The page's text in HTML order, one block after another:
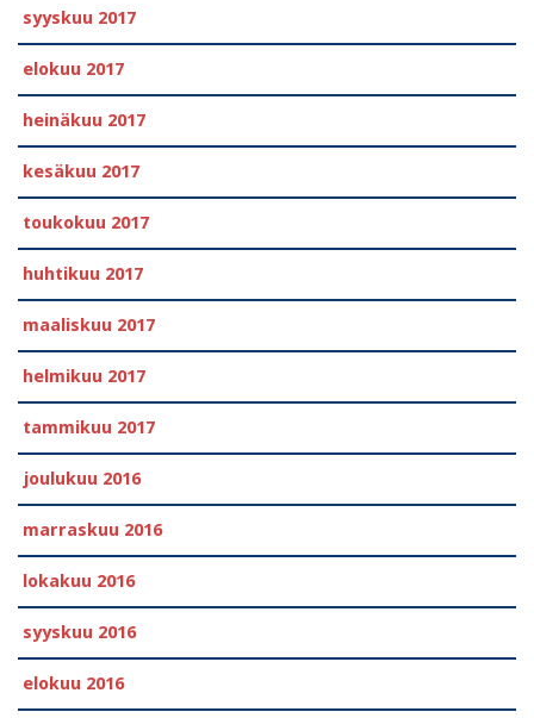
syyskuu 2017
elokuu 2017
heinäkuu 2017
kesäkuu 2017
toukokuu 2017
huhtikuu 2017
maaliskuu 2017
helmikuu 2017
tammikuu 2017
joulukuu 2016
marraskuu 2016
lokakuu 2016
syyskuu 2016
elokuu 2016